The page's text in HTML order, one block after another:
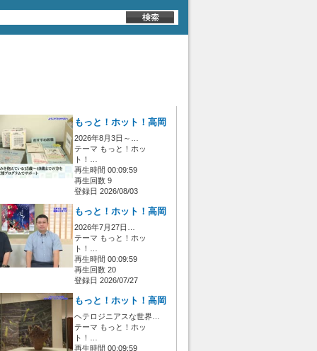
もっと！ホット！高岡
2026年8月3日～…
テーマ もっと！ホッ
ト！…
再生時間 00:09:59
再生回数 9
登録日 2026/08/03
もっと！ホット！高岡
2026年7月27日…
テーマ もっと！ホッ
ト！…
再生時間 00:09:59
再生回数 20
登録日 2026/07/27
もっと！ホット！高岡
ヘテロジニアスな世界…
テーマ もっと！ホッ
ト！…
再生時間 00:09:59